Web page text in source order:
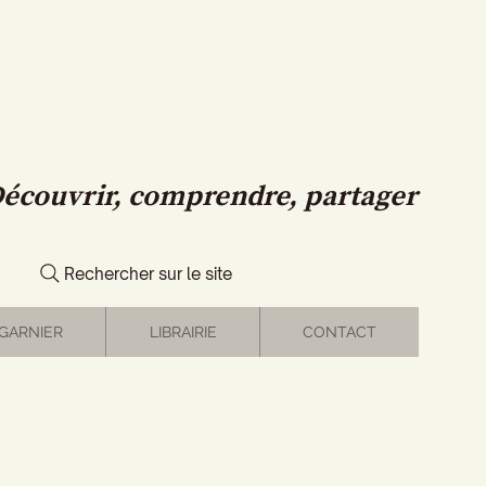
comprendre, partager
Rechercher sur le site
LIBRAIRIE CONTACT